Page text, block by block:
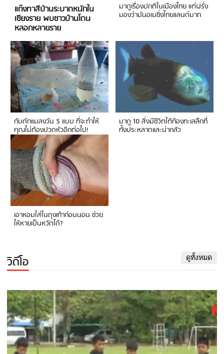
แก๊งทาสีบ้านระบาดหนักใน
เชียงราย พบชาวบ้านโดน
หลอกหลายราย
มาดูเรื่องปกติในเมืองไทย แต่ฝรั่ง
มองว่ามันอเมซิ่งไทยแลนด์มาก
กับดักแมลงวัน 5 แบบ ที่จะทำให้
คุณไม่ต้องปวดหัวอีกต่อไป!
มาดู 10 สิ่งมีชีวิตใต้ท้องทะเลลึกที่
ทั้งประหลาดและน่ากลัว
เอาหอมใส่ในถุงเท้าก่อนนอน ช่วย
ให้หายเป็นหวัดได้?
วิดีโอ ดูทั้งหมด